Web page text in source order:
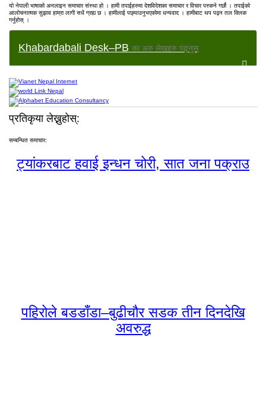
यो नेपाली भाषाको अनलाइन समाचार संस्था हो । हामी तपाईहरुमा देशविदेशका समाचार र विचार पस्कने गर्छौ । तपाईको
आलोचनात्मक सुझाव हाम्रा लागी सधै ग्रह्य छ । हामीलाई पछ्याउनुभएकोमा धन्यवाद । हामीबाट थप पढ्न तल क्लिक
गर्नुहोस् ।
Khabardabali Desk–PB का अरु लेखहरु पढ्नुस्
प्रतिकृया लेख्नुहोस्:
सम्बन्धित समाचार:
ट्यांकरबाट हवाई इन्धन चोरी, सात जना पक्राउ
पहिरोले बडडाँडा–बुढीचौर सडक तीन दिनदेखि
अवरुद्ध